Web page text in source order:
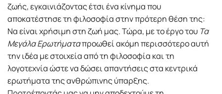
ζωής, εγκαινιάζοντας έτσι ένα κίνημα που
αποκατέστησε τη φιλοσοφία στην πρότερη θέση της:
Να είναι χρήσιμη στη ζωή μας. Τώρα, με το έργο του Τα
Μεγάλα Ερωτήματαπροωθεί ακόμη περισσότερο αυτή
την ιδέα με στοιχεία από τη φιλοσοφία και τη
λογοτεχνία ώστε να δώσει απαντήσεις στα κεντρικά
ερωτήματα της ανθρώπινης ύπαρξης.